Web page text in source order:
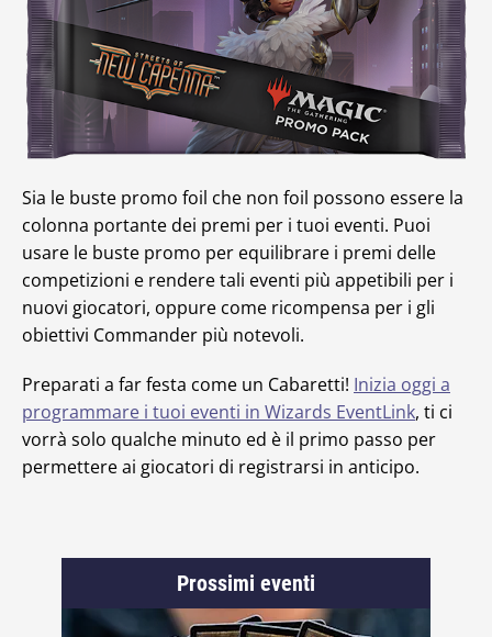
Sia le buste promo foil che non foil possono essere la
colonna portante dei premi per i tuoi eventi. Puoi
usare le buste promo per equilibrare i premi delle
competizioni e rendere tali eventi più appetibili per i
nuovi giocatori, oppure come ricompensa per i gli
obiettivi Commander più notevoli.
Preparati a far festa come un Cabaretti! Inizia oggi a
programmare i tuoi eventi in Wizards EventLink, ti ci
vorrà solo qualche minuto ed è il primo passo per
permettere ai giocatori di registrarsi in anticipo.
Prossimi eventi